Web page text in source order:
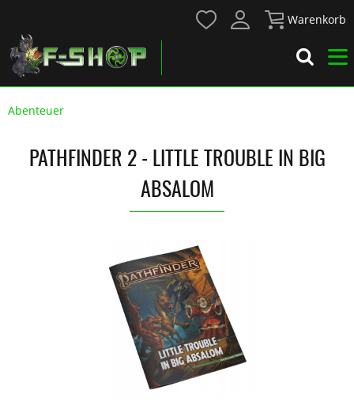
Warenkorb
Abenteuer
PATHFINDER 2 - LITTLE TROUBLE IN BIG
ABSALOM